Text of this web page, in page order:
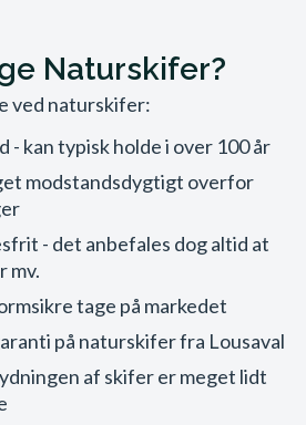
Naturskifer?
ved naturskifer:
- kan typisk holde i over 100 år
modstandsdygtigt overfor
- det anbefales dog altid at
mv.
tage på markedet
på naturskifer fra Lousaval
af skifer er meget lidt